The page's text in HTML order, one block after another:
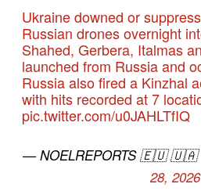
Ukraine downed or
Russian drones overnight
Shahed, Gerbera, Italmas
launched from Russia and
Russia also fired a Kinzhal
with hits recorded at 7
pic.twitter.com/u0JAHLTfIQ
— NOELREPORTS 🇪🇺 🇺🇦
28, 2026